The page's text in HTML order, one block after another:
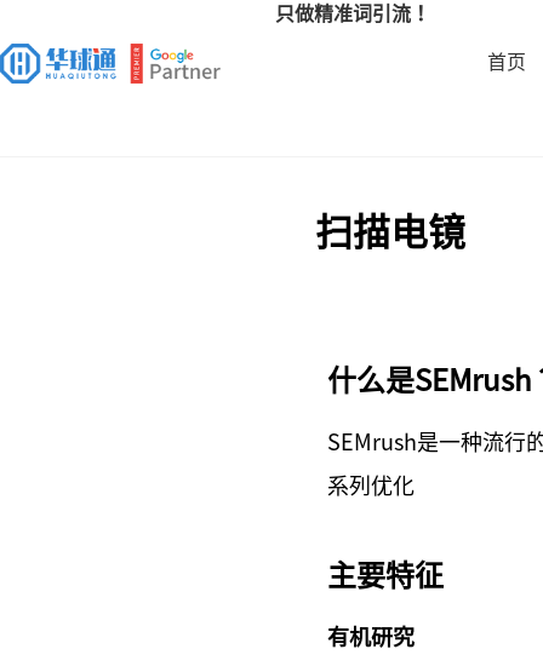
只做精准词引流！
首页
扫描电镜
什么是SEMrush
SEMrush是一种流行
系列优化
主要特征
有机研究